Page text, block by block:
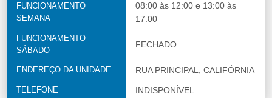
FUNCIONAMENTO
SEMANA
08:00 às 12:00 e 13:00 às
17:00
FUNCIONAMENTO
SÁBADO
FECHADO
ENDEREÇO DA UNIDADE RUA PRINCIPAL, CALIFÓRNIA
TELEFONE INDISPONÍVEL